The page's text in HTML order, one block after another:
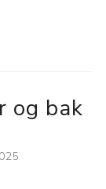
og bak